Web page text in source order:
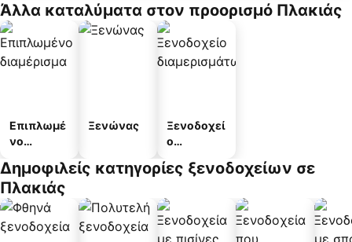
Άλλα καταλύματα στον προορισμό Πλακιάς
Επιπλωμέ
νο
α
Ξενώνας
Ξενοδοχεί
ο
άτων
Δημοφιλείς κατηγορίες ξενοδοχείων σε
Πλακιάς